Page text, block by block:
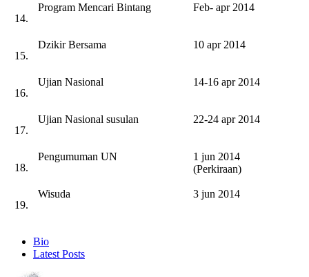
14.
Program Mencari Bintang Feb- apr 2014
15.
Dzikir Bersama 10 apr 2014
16.
Ujian Nasional 14-16 apr 2014
17.
Ujian Nasional susulan 22-24 apr 2014
18.
Pengumuman UN
1 jun 2014
(Perkiraan)
19.
Wisuda 3 jun 2014
following
Bio
Latest Posts